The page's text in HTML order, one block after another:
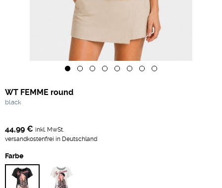
WT FEMME round
black
44,99 € inkl. MwSt.
versandkostenfrei in Deutschland
Farbe